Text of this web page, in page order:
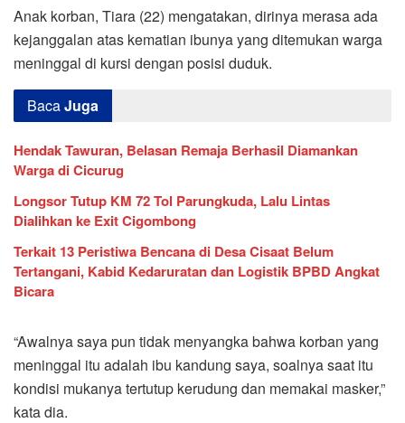
Anak korban, Tiara (22) mengatakan, dirinya merasa ada
kejanggalan atas kematian ibunya yang ditemukan warga
meninggal di kursi dengan posisi duduk.
BacaJuga
Hendak Tawuran, Belasan Remaja Berhasil Diamankan
Warga di Cicurug
Longsor Tutup KM 72 Tol Parungkuda, Lalu Lintas
Dialihkan ke Exit Cigombong
Terkait 13 Peristiwa Bencana di Desa Cisaat Belum
Tertangani, Kabid Kedaruratan dan Logistik BPBD Angkat
Bicara
“Awalnya saya pun tidak menyangka bahwa korban yang
meninggal itu adalah ibu kandung saya, soalnya saat itu
kondisi mukanya tertutup kerudung dan memakai masker,”
kata dia.